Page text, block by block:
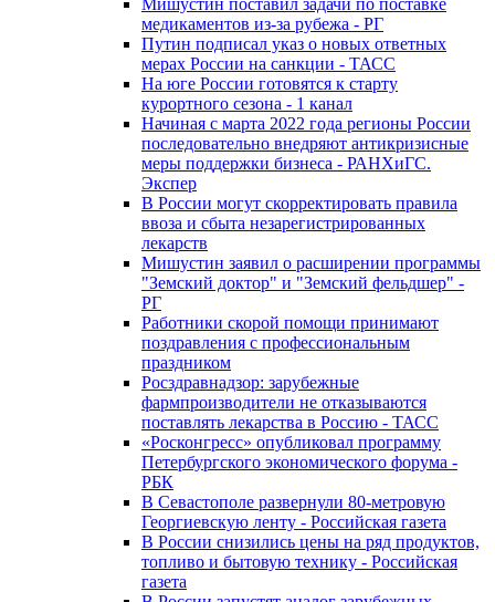
Мишустин поставил задачи по поставке
медикаментов из-за рубежа - РГ
Путин подписал указ о новых ответных
мерах России на санкции - ТАСС
На юге России готовятся к старту
курортного сезона - 1 канал
Начиная с марта 2022 года регионы России
последовательно внедряют антикризисные
меры поддержки бизнеса - РАНХиГС.
Экспер
В России могут скорректировать правила
ввоза и сбыта незарегистрированных
лекарств
Мишустин заявил о расширении программы
"Земский доктор" и "Земский фельдшер" -
РГ
Работники скорой помощи принимают
поздравления с профессиональным
праздником
Росздравнадзор: зарубежные
фармпроизводители не отказываются
поставлять лекарства в Россию - ТАСС
«Росконгресс» опубликовал программу
Петербургского экономического форума -
РБК
В Севастополе развернули 80-метровую
Георгиевскую ленту - Российская газета
В России снизились цены на ряд продуктов,
топливо и бытовую технику - Российская
газета